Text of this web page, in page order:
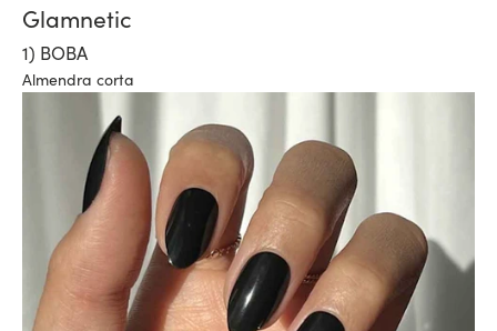
Glamnetic
1) BOBA
Almendra corta